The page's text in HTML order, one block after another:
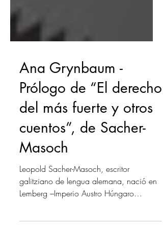
Ana Grynbaum -
Prólogo de “El derecho
del más fuerte y otros
cuentos”, de Sacher-
Masoch
galitziano de lengua alemana, nació en